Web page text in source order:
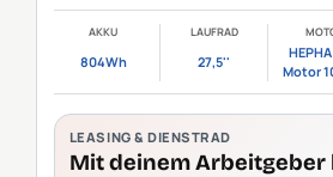
AKKU
804Wh
LAUFRAD
27,5''
Motor
LEASING & DIENSTRAD
Mit deinem Arbeitgeber